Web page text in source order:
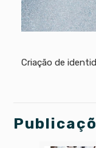
Criação de